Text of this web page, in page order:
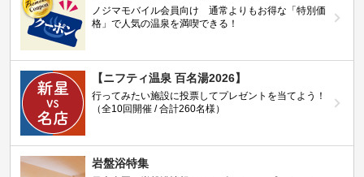
ノジマモバイル会員向け 通常よりもお得な「特別価
格」で人気の温泉を満喫できる！
【ニフティ温泉 百名湯2026】
行ってみたい施設に投票してプレゼントを当てよう！
（全10回開催 / 合計260名様）
岩盤浴特集